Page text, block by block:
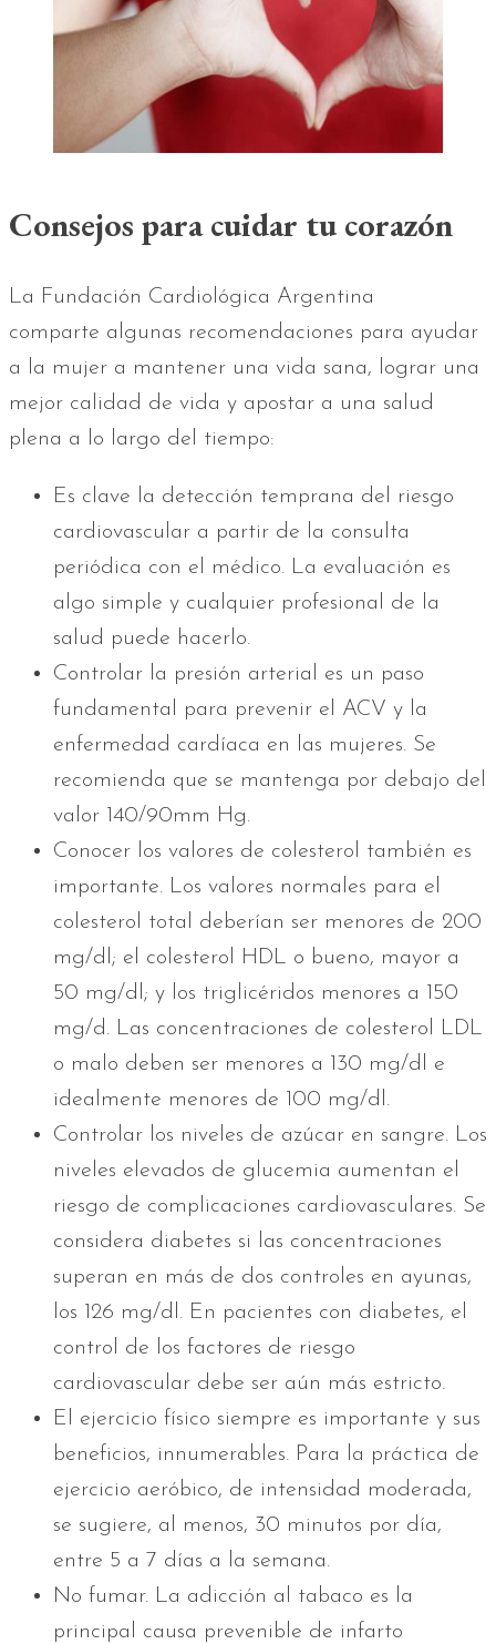
Consejos para cuidar tu corazón
La Fundación Cardiológica Argentina
comparte algunas recomendaciones para ayudar
a la mujer a mantener una vida sana, lograr una
mejor calidad de vida y apostar a una salud
plena a lo largo del tiempo:
Es clave la detección temprana del riesgo
cardiovascular a partir de la consulta
periódica con el médico. La evaluación es
algo simple y cualquier profesional de la
salud puede hacerlo.
Controlar la presión arterial es un paso
fundamental para prevenir el ACV y la
enfermedad cardíaca en las mujeres. Se
recomienda que se mantenga por debajo del
valor 140/90mm Hg.
Conocer los valores de colesterol también es
importante. Los valores normales para el
colesterol total deberían ser menores de 200
mg/dl; el colesterol HDL o bueno, mayor a
50 mg/dl; y los triglicéridos menores a 150
mg/d. Las concentraciones de colesterol LDL
o malo deben ser menores a 130 mg/dl e
idealmente menores de 100 mg/dl.
Controlar los niveles de azúcar en sangre. Los
niveles elevados de glucemia aumentan el
riesgo de complicaciones cardiovasculares. Se
considera diabetes si las concentraciones
superan en más de dos controles en ayunas,
los 126 mg/dl. En pacientes con diabetes, el
control de los factores de riesgo
cardiovascular debe ser aún más estricto.
El ejercicio físico siempre es importante y sus
beneficios, innumerables. Para la práctica de
ejercicio aeróbico, de intensidad moderada,
se sugiere, al menos, 30 minutos por día,
entre 5 a 7 días a la semana.
No fumar. La adicción al tabaco es la
principal causa prevenible de infarto